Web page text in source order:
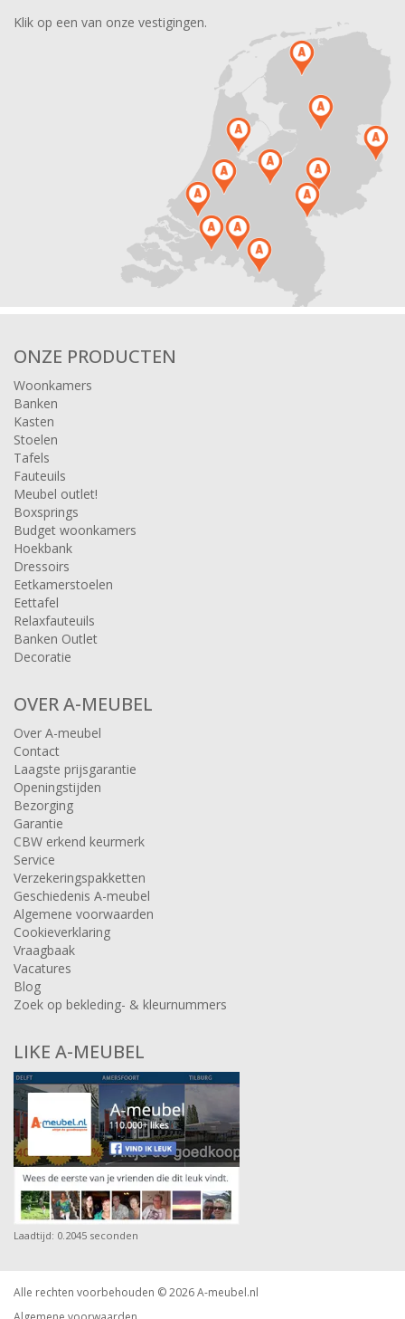
Klik op een van onze vestigingen.
ONZE PRODUCTEN
Woonkamers
Banken
Kasten
Stoelen
Tafels
Fauteuils
Meubel outlet!
Boxsprings
Budget woonkamers
Hoekbank
Dressoirs
Eetkamerstoelen
Eettafel
Relaxfauteuils
Banken Outlet
Decoratie
OVER A-MEUBEL
Over A-meubel
Contact
Laagste prijsgarantie
Openingstijden
Bezorging
Garantie
CBW erkend keurmerk
Service
Verzekeringspakketten
Geschiedenis A-meubel
Algemene voorwaarden
Cookieverklaring
Vraagbaak
Vacatures
Blog
Zoek op bekleding- & kleurnummers
LIKE A-MEUBEL
Laadtijd: 0.2045 seconden
Alle rechten voorbehouden © 2026A-meubel.nl